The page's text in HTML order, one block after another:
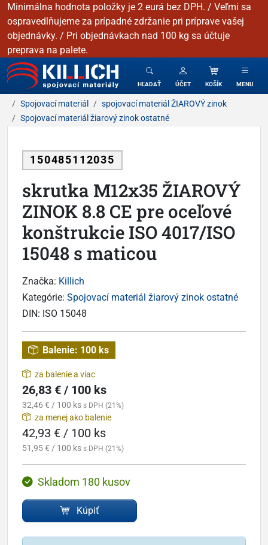
Minimálna hodnota položky je 2 eurá bez DPH. / Veľmi sa
ospravedlňujeme za prípadné zdržanie pri príprave vašej
objednávky. / Pri objednávkach nad 100 kg sa účtuje
preprava na palete.
KILLICH - Spojovacie materiály
HĽADAŤ ÚČET KOŠÍK MENU
Spojovací materiál
spojovací materiál ŽIAROVÝ zinok
Spojovací materiál žiarový zinok ostatné
150485112035
skrutka M12x35 ŽIAROVÝ
ZINOK 8.8 CE pre oceľové
konštrukcie ISO 4017/ISO
15048 s maticou
Značka: Killich
Kategórie: Spojovací materiál žiarový zinok ostatné
DIN: ISO 15048
Balenie: 100 ks
za balenie a viac
26,83 € / 100 ks
32,46 € / 100 ks s DPH (21%)
za menej ako balenie
42,93 € / 100 ks
51,95 € / 100 ks s DPH (21%)
Skladom 180 kusov
Kúpiť